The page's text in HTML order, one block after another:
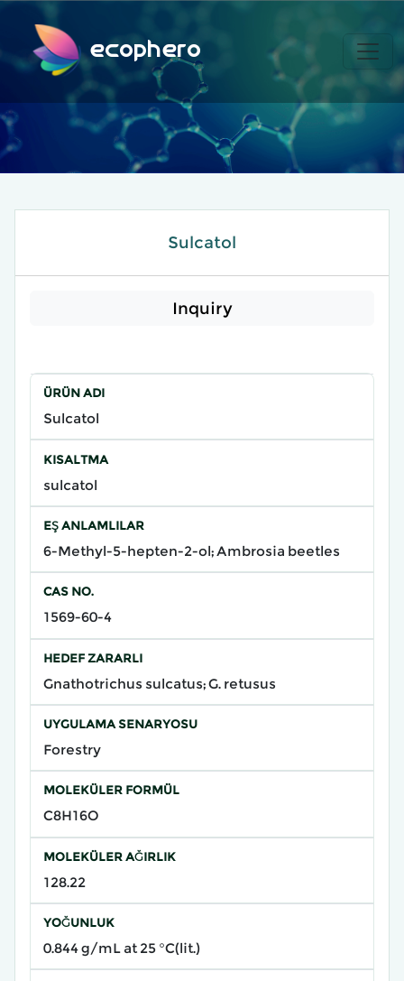
ecophero
Sulcatol
Inquiry
ÜRÜN ADI
Sulcatol
KISALTMA
sulcatol
EŞ ANLAMLILAR
6-Methyl-5-hepten-2-ol; Ambrosia beetles
CAS NO.
1569-60-4
HEDEF ZARARLI
Gnathotrichus sulcatus; G. retusus
UYGULAMA SENARYOSU
Forestry
MOLEKÜLER FORMÜL
C8H16O
MOLEKÜLER AĞIRLIK
128.22
YOĞUNLUK
0.844 g/mL at 25 °C(lit.)